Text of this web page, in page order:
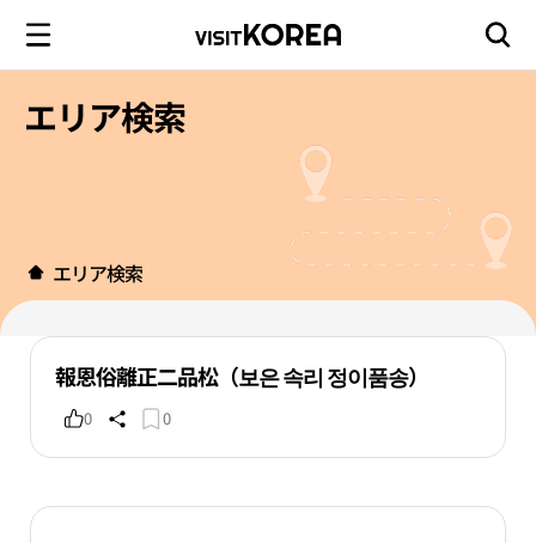
エリア検索
エリア検索
報恩俗離正二品松（보은 속리 정이품송）
0 0